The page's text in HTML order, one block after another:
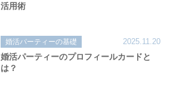
活用術
婚活パーティーの基礎 2025.11.20
婚活パーティーのプロフィールカードと
は？